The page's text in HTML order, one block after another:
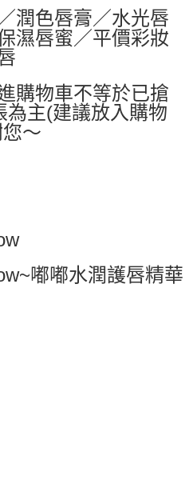
查看運費
潤色唇膏／水光唇
濕唇蜜／平價彩妝
購物車不等於已搶
為主(建議放入購物
～
嘟嘟水潤護唇精華